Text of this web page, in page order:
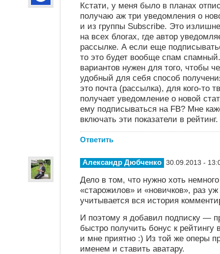
Кстати, у меня было в планах
получаю аж три уведомления о
и из группы Subscribe. Это
на всех блогах, где автор
рассылке. А если еще
то это будет вообще спам
вариантов нужен для того, чтобы
удобный для себя способ
это почта (рассылка), для кого-то
получает уведомление о новой
ему подписываться на FB? Мне
включать эти показатели в рейтинг.
Ответить
Александр Дюбченко 30.09.2013 -
Дело в том, что нужно хоть
«старожилов» и «новичков», раз
учитывается вся история
И поэтому я добавил подписку —
быстро получить бонус к рейтингу
и мне приятно :) Из той же оперы
именем и ставить аватару.